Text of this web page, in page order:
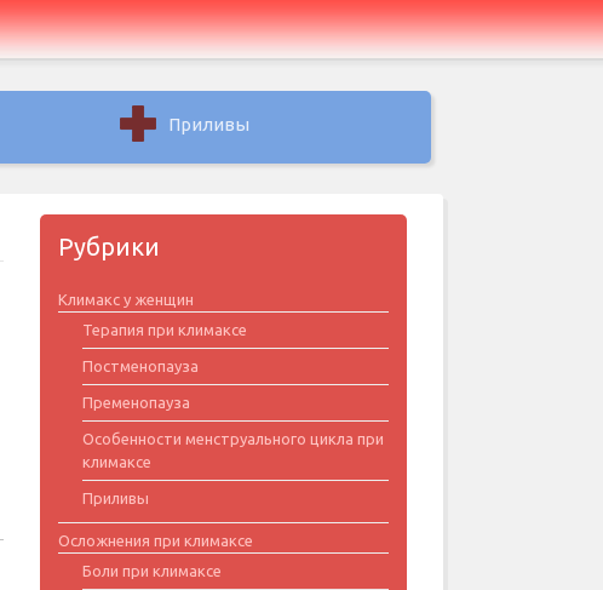
Приливы
Рубрики
Климакс у женщин
Терапия при климаксе
Постменопауза
Пременопауза
Особенности менструального цикла при
климаксе
Приливы
Осложнения при климаксе
Боли при климаксе